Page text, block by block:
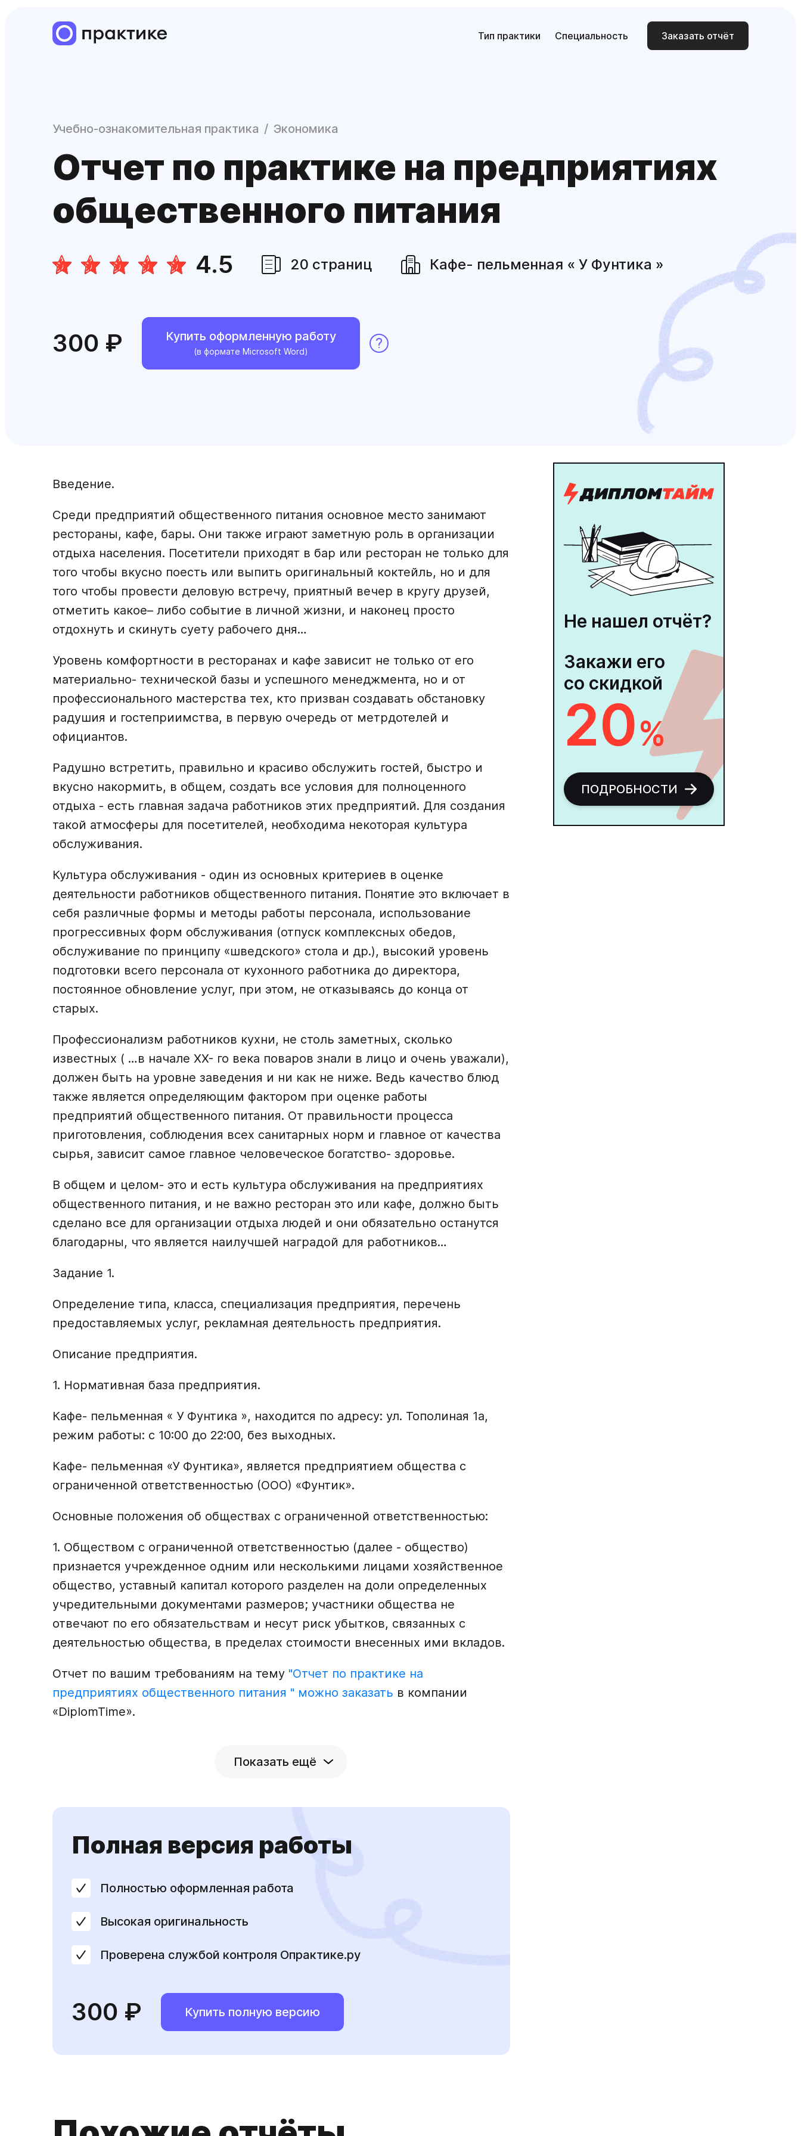
Тип практики Специальность Заказать отчёт
Учебно-ознакомительная практика Экономика
Отчет по практике на предприятиях
общественного питания
4.5 20 страниц Кафе- пельменная « У Фунтика »
300 ₽ Купить оформленную работу
(в формате Microsoft Word)
Введение.
Среди предприятий общественного питания основное место занимают
рестораны, кафе, бары. Они также играют заметную роль в организации
отдыха населения. Посетители приходят в бар или ресторан не только для
того чтобы вкусно поесть или выпить оригинальный коктейль, но и для
того чтобы провести деловую встречу, приятный вечер в кругу друзей,
отметить какое– либо событие в личной жизни, и наконец просто
отдохнуть и скинуть суету рабочего дня…
Уровень комфортности в ресторанах и кафе зависит не только от его
материально- технической базы и успешного менеджмента, но и от
профессионального мастерства тех, кто призван создавать обстановку
радушия и гостеприимства, в первую очередь от метрдотелей и
официантов.
Радушно встретить, правильно и красиво обслужить гостей, быстро и
вкусно накормить, в общем, создать все условия для полноценного
отдыха - есть главная задача работников этих предприятий. Для создания
такой атмосферы для посетителей, необходима некоторая культура
обслуживания.
Культура обслуживания - один из основных критериев в оценке
деятельности работников общественного питания. Понятие это включает в
себя различные формы и методы работы персонала, использование
прогрессивных форм обслуживания (отпуск комплексных обедов,
обслуживание по принципу «шведского» стола и др.), высокий уровень
подготовки всего персонала от кухонного работника до директора,
постоянное обновление услуг, при этом, не отказываясь до конца от
старых.
Профессионализм работников кухни, не столь заметных, сколько
известных ( …в начале ХХ- го века поваров знали в лицо и очень уважали),
должен быть на уровне заведения и ни как не ниже. Ведь качество блюд
также является определяющим фактором при оценке работы
предприятий общественного питания. От правильности процесса
приготовления, соблюдения всех санитарных норм и главное от качества
сырья, зависит самое главное человеческое богатство- здоровье.
В общем и целом- это и есть культура обслуживания на предприятиях
общественного питания, и не важно ресторан это или кафе, должно быть
сделано все для организации отдыха людей и они обязательно останутся
благодарны, что является наилучшей наградой для работников…
Задание 1.
Определение типа, класса, специализация предприятия, перечень
предоставляемых услуг, рекламная деятельность предприятия.
Описание предприятия.
1. Нормативная база предприятия.
Кафе- пельменная « У Фунтика », находится по адресу: ул. Тополиная 1а,
режим работы: с 10:00 до 22:00, без выходных.
Кафе- пельменная «У Фунтика», является предприятием общества с
ограниченной ответственностью (ООО) «Фунтик».
Основные положения об обществах с ограниченной ответственностью:
1. Обществом с ограниченной ответственностью (далее - общество)
признается учрежденное одним или несколькими лицами хозяйственное
общество, уставный капитал которого разделен на доли определенных
учредительными документами размеров; участники общества не
отвечают по его обязательствам и несут риск убытков, связанных с
деятельностью общества, в пределах стоимости внесенных ими вкладов.
Отчет по вашим требованиям на тему "Отчет по практике на
предприятиях общественного питания " можно заказать в компании
«DiplomTime».
Показать ещё
Полная версия работы
Полностью оформленная работа
Высокая оригинальность
Проверена службой контроля Опрактике.ру
300 ₽ Купить полную версию
Не нашел отчёт?
Закажи его
со скидкой
20%
ПОДРОБНОСТИ